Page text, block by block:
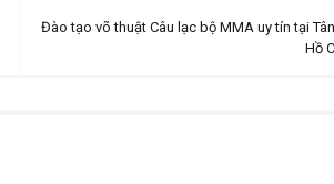
Đào tạo võ thuật Câu lạc bộ MMA uy tín tại Tân
Hồ